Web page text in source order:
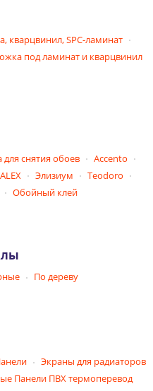
кварцвинил, SPC-ламинат
под ламинат и кварцвинил
для снятия обоев
Accento
Элизиум
Teodoro
Обойный клей
По дереву
Экраны для радиаторов
Панели ПВХ термоперевод